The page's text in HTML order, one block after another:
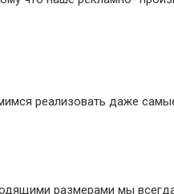
реализовать даже
размерами мы